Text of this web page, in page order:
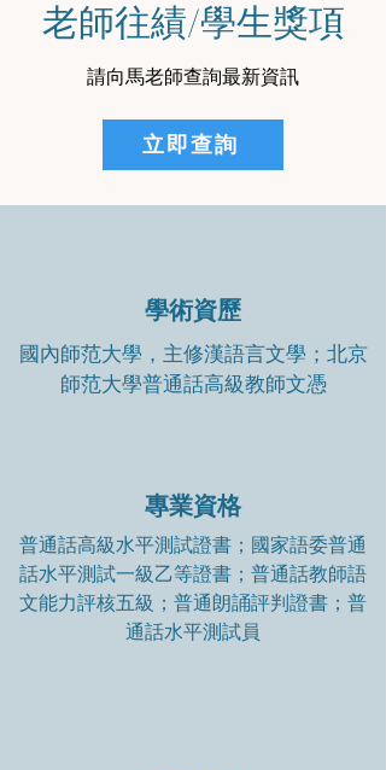
老師往績/學生獎項
請向馬老師查詢最新資訊
立即查詢
學術資歷
國內師范大學，主修漢語言文學；北京
師范大學普通話高級教師文憑
專業資格
普通話高級水平測試證書；國家語委普通
話水平測試一級乙等證書；普通話教師語
文能力評核五級；普通朗誦評判證書；普
通話水平測試員